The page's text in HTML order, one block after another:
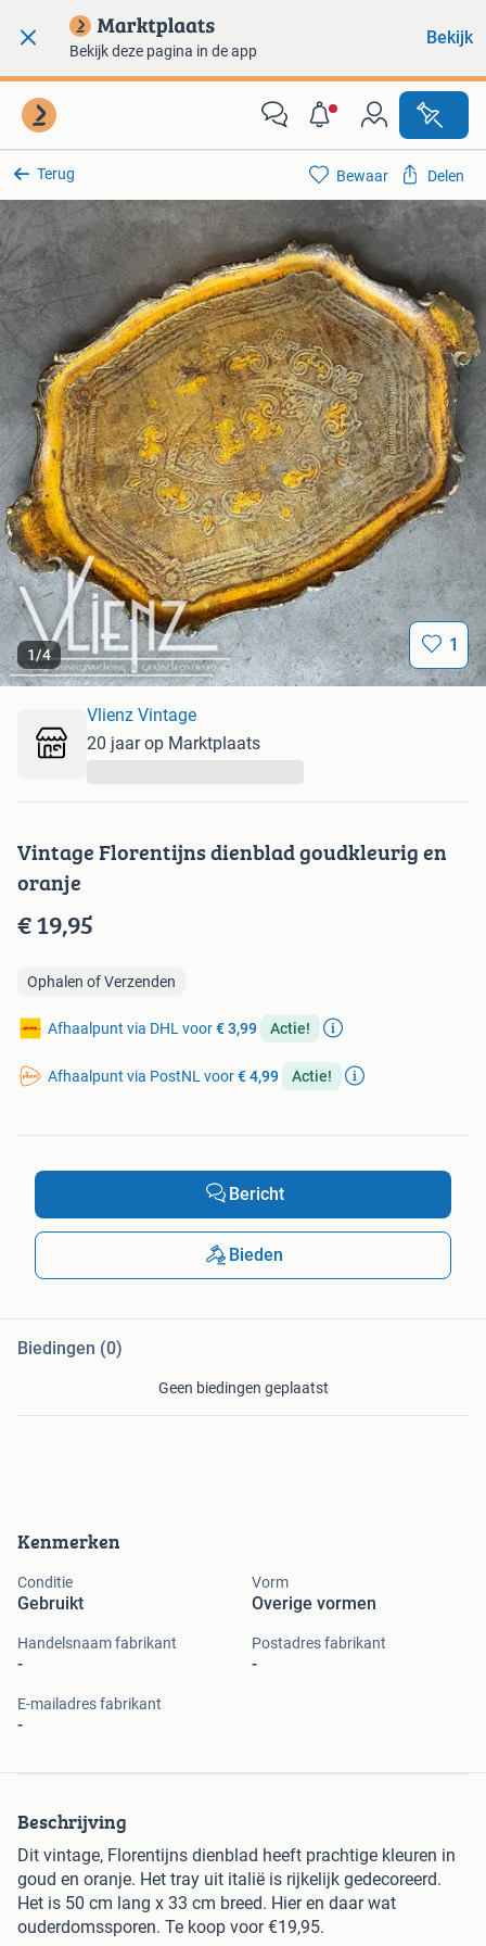
Bekijk deze pagina in de app
Bekijk
Terug
1/4 1
Kenmerken
Conditie
Gebruikt
Vorm
Overige vormen
Handelsnaam fabrikant
-
Postadres fabrikant
-
E-mailadres fabrikant
-
Beschrijving
Dit vintage, Florentijns dienblad heeft prachtige kleuren in
goud en oranje. Het tray uit italië is rijkelijk gedecoreerd.
Het is 50 cm lang x 33 cm breed. Hier en daar wat
ouderdomssporen. Te koop voor €19,95.
Bewaar Delen
Vintage Florentijns dienblad goudkleurig en
oranje
€ 19,95
Ophalen of Verzenden
Afhaalpunt via DHL voor€ 3,99 Actie!
Afhaalpunt via PostNL voor€ 4,99 Actie!
Vlienz Vintage
20 jaar op Marktplaats
Bericht
Bieden
Biedingen (0)
Geen biedingen geplaatst